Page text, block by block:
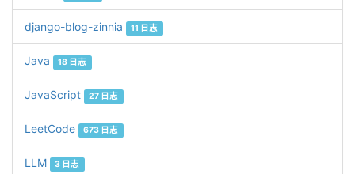
django-blog-zinnia 11 日志
Java 18 日志
JavaScript 27 日志
LeetCode 673 日志
LLM 3 日志